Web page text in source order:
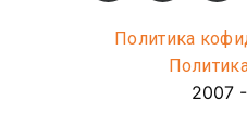
Политика
2007